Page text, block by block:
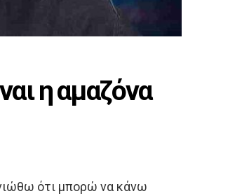
η αμαζόνα
ότι μπορώ να κάνω